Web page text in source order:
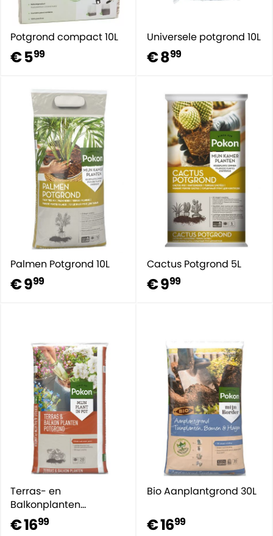
Potgrond compact 10L
€ 599
Universele potgrond 10L
€ 899
Palmen Potgrond 10L
€ 999
Cactus Potgrond 5L
€ 999
Terras- en
Balkonplanten
potgrond 20L
€ 1699
Bio Aanplantgrond 30L
€ 1699